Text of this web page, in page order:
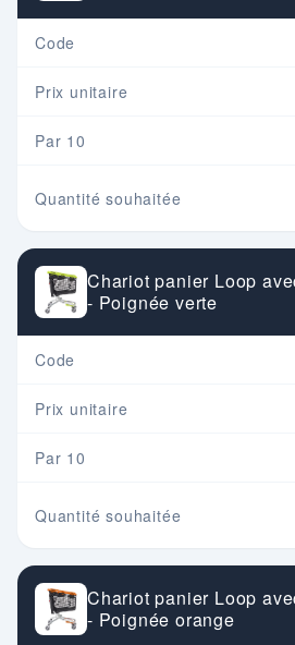
Code
Prix unitaire
Par 10
Quantité souhaitée
Chariot panier Loop
- Poignée verte
Code
Prix unitaire
Par 10
Quantité souhaitée
Chariot panier Loop
- Poignée orange